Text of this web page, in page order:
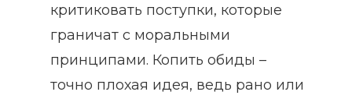
критиковать поступки, которые
граничат с моральными
принципами. Копить обиды –
точно плохая идея, ведь рано или